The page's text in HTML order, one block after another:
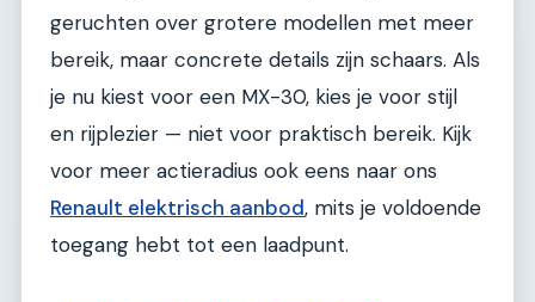
geruchten over grotere modellen met meer
bereik, maar concrete details zijn schaars. Als
je nu kiest voor een MX-30, kies je voor stijl
en rijplezier — niet voor praktisch bereik. Kijk
voor meer actieradius ook eens naar ons
Renault elektrisch aanbod, mits je voldoende
toegang hebt tot een laadpunt.